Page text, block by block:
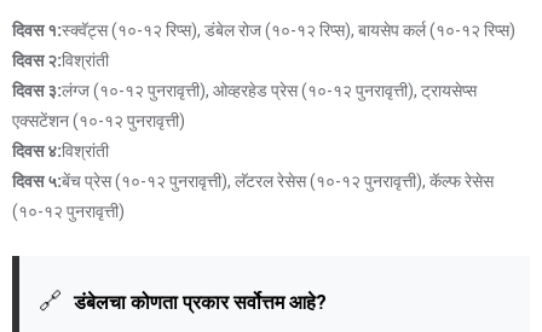
दिवस १:स्क्वॅट्स (१०-१२ रिप्स), डंबेल रोज (१०-१२ रिप्स), बायसेप कर्ल (१०-१२ रिप्स)
दिवस २:विश्रांती
दिवस ३:लंग्ज (१०-१२ पुनरावृत्ती), ओव्हरहेड प्रेस (१०-१२ पुनरावृत्ती), ट्रायसेप्स
एक्सटेंशन (१०-१२ पुनरावृत्ती)
दिवस ४:विश्रांती
दिवस ५:बेंच प्रेस (१०-१२ पुनरावृत्ती), लॅटरल रेसेस (१०-१२ पुनरावृत्ती), कॅल्फ रेसेस
(१०-१२ पुनरावृत्ती)
🔗 डंबेलचा कोणता प्रकार सर्वोत्तम आहे?